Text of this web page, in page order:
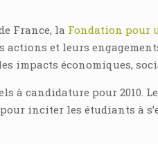
France, la Fondation pour
et leurs
impacts économiques,
à candidature pour 2010.
inciter les étudiants à